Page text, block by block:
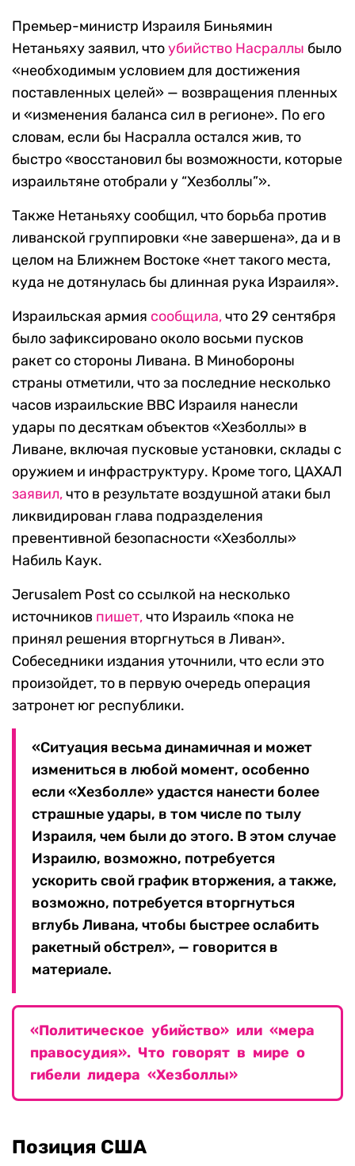
Премьер-министр Израиля Биньямин
Нетаньяху заявил, чтоубийство Насраллы было
«необходимым условием для достижения
поставленных целей» — возвращения пленных
и «изменения баланса сил в регионе». По его
словам, если бы Насралла остался жив, то
быстро «восстановил бы возможности, которые
израильтяне отобрали у “Хезболлы”».
Также Нетаньяху сообщил, что борьба против
ливанской группировки «не завершена», да и в
целом на Ближнем Востоке «нет такого места,
куда не дотянулась бы длинная рука Израиля».
Израильская армия сообщила,что 29 сентября
было зафиксировано около восьми пусков
ракет со стороны Ливана. В Минобороны
страны отметили, что за последние несколько
часов израильские ВВС Израиля нанесли
удары по десяткам объектов «Хезболлы» в
Ливане, включая пусковые установки, склады с
оружием и инфраструктуру. Кроме того, ЦАХАЛ
заявил,что в результате воздушной атаки был
ликвидирован глава подразделения
превентивной безопасности «Хезболлы»
Набиль Каук.
Jerusalem Post со ссылкой на несколько
источников пишет,что Израиль «пока не
принял решения вторгнуться в Ливан».
Собеседники издания уточнили, что если это
произойдет, то в первую очередь операция
затронет юг республики.
«Ситуация весьма динамичная и может
измениться в любой момент, особенно
если «Хезболле» удастся нанести более
страшные удары, в том числе по тылу
Израиля, чем были до этого. В этом случае
Израилю, возможно, потребуется
ускорить свой график вторжения, а также,
возможно, потребуется вторгнуться
вглубь Ливана, чтобы быстрее ослабить
ракетный обстрел», — говорится в
материале.
«Политическое убийство» или «мера
правосудия». Что говорят в мире о
гибели лидера «Хезболлы»
Позиция США